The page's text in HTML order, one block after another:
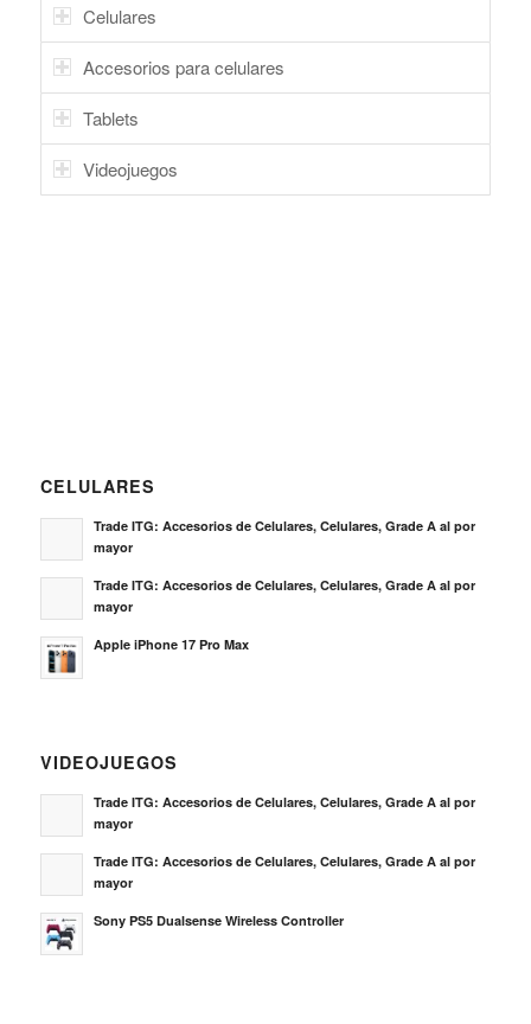
Celulares
Accesorios para celulares
Tablets
Videojuegos
CELULARES
Trade ITG: Accesorios de Celulares, Celulares, Grade A al por
mayor
Trade ITG: Accesorios de Celulares, Celulares, Grade A al por
mayor
Apple iPhone 17 Pro Max
VIDEOJUEGOS
Trade ITG: Accesorios de Celulares, Celulares, Grade A al por
mayor
Trade ITG: Accesorios de Celulares, Celulares, Grade A al por
mayor
Sony PS5 Dualsense Wireless Controller